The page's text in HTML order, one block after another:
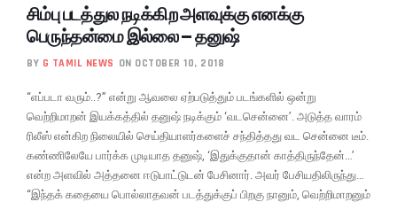
சிம்பு படத்துல நடிக்கிற அளவுக்கு எனக்கு
பெருந்தன்மை இல்லை – தனுஷ்
BY G TAMIL NEWS ON OCTOBER 10, 2018
“எப்படா வரும்..?” என்று ஆவலை ஏற்படுத்தும் படங்களில் ஒன்று
வெற்றிமாறன் இயக்கத்தில் தனுஷ் நடிக்கும் ‘வடசென்னை’. அடுத்த வாரம்
ரிலீஸ் என்கிற நிலையில் செய்தியாளர்களைச் சந்தித்தது வட சென்னை டீம்.
கண்ணிலேயே பார்க்க முடியாத தனுஷ், ‘இதுக்குதான் காத்திருந்தேன்…’
என்ற அளவில் அத்தனை ஈடுபாட்டுடன் பேசினார். அவர் பேசியதிலிருந்து…
“இந்தக் கதையை பொல்லாதவன் படத்துக்குப் பிறகு நானும், வெற்றிமாறனும்